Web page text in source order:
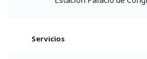
Servicios